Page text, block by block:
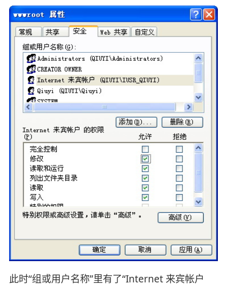
此时“组或用户名称”里有了“Internet 来宾帐户